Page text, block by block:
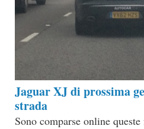
Jaguar XJ di prossima
strada
Sono comparse online